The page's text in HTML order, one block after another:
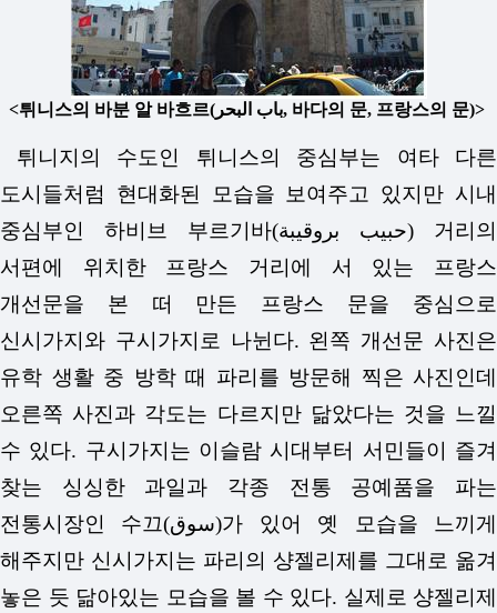
<튀니스의 바분 알 바흐르(باب البحر, 바다의 문, 프랑스의 문)>
튀니지의 수도인 튀니스의 중심부는 여타 다른
도시들처럼 현대화된 모습을 보여주고 있지만 시내
중심부인 하비브 부르기바(حبيب بروقيبة) 거리의
서편에 위치한 프랑스 거리에 서 있는 프랑스
개선문을 본 떠 만든 프랑스 문을 중심으로
신시가지와 구시가지로 나뉜다. 왼쪽 개선문 사진은
유학 생활 중 방학 때 파리를 방문해 찍은 사진인데
오른쪽 사진과 각도는 다르지만 닮았다는 것을 느낄
수 있다. 구시가지는 이슬람 시대부터 서민들이 즐겨
찾는 싱싱한 과일과 각종 전통 공예품을 파는
전통시장인 수끄(سوق)가 있어 옛 모습을 느끼게
해주지만 신시가지는 파리의 샹젤리제를 그대로 옮겨
놓은 듯 닮아있는 모습을 볼 수 있다. 실제로 샹젤리제